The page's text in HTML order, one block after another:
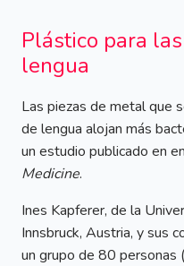
Plástico para
lengua
Las piezas de metal que
de lengua alojan más
un estudio publicado en
Medicine.
Ines Kapferer, de la
Innsbruck, Austria, y sus
un grupo de 80